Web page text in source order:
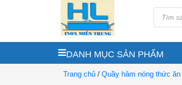
DANH MỤC SẢN PHẨM
Trang chủ / Quầy hâm nóng thức ăn